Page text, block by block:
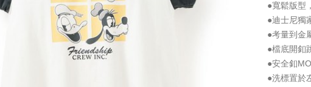
●寬鬆版型
●迪士尼獨
●考量到金
●檔底開釦
●安全釦
●洗標置於